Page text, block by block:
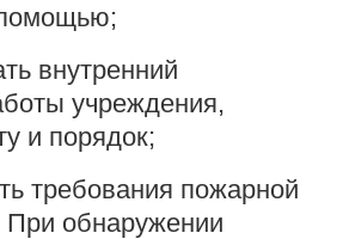
внутренний
учреждения,
и порядок;
требования пожарной
При обнаружении